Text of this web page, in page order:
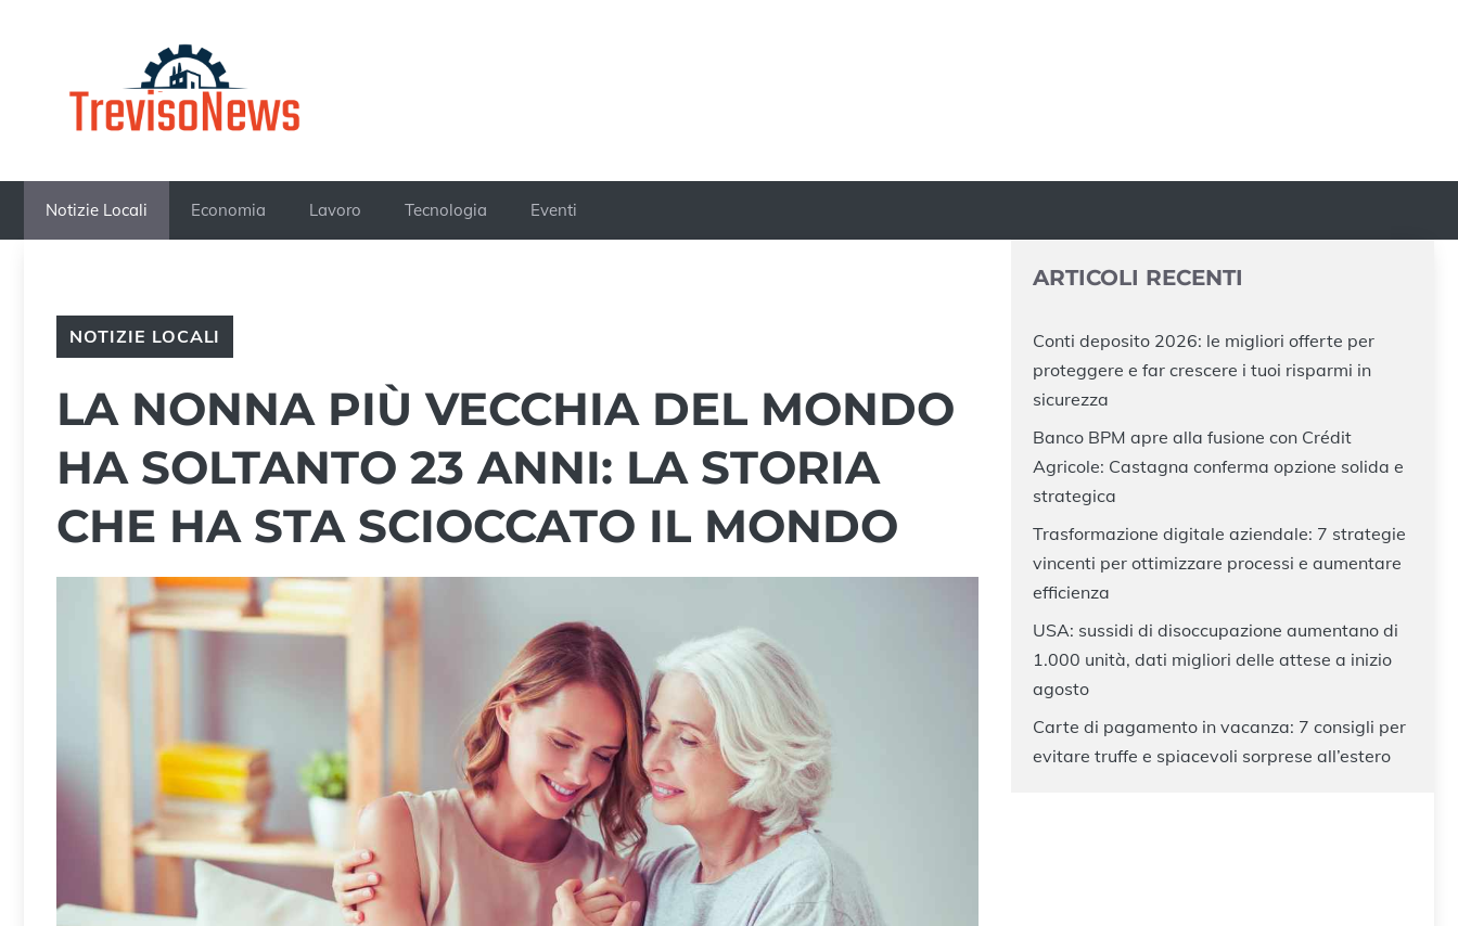
Notizie Locali Economia Lavoro Tecnologia Eventi
NOTIZIE LOCALI
LA NONNA PIÙ VECCHIA DEL MONDO
HA SOLTANTO 23 ANNI: LA STORIA
CHE HA STA SCIOCCATO IL MONDO
ARTICOLI RECENTI
Conti deposito 2026: le migliori offerte per
proteggere e far crescere i tuoi risparmi in
sicurezza
Banco BPM apre alla fusione con Crédit
Agricole: Castagna conferma opzione solida e
strategica
Trasformazione digitale aziendale: 7 strategie
vincenti per ottimizzare processi e aumentare
efficienza
USA: sussidi di disoccupazione aumentano di
1.000 unità, dati migliori delle attese a inizio
agosto
Carte di pagamento in vacanza: 7 consigli per
evitare truffe e spiacevoli sorprese all’estero